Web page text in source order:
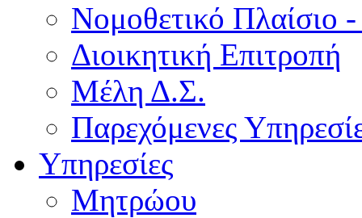
Νομοθετικό Πλαίσιο
Διοικητική Επιτροπή
Μέλη Δ.Σ.
Παρεχόμενες
Υπηρεσίες
Μητρώου